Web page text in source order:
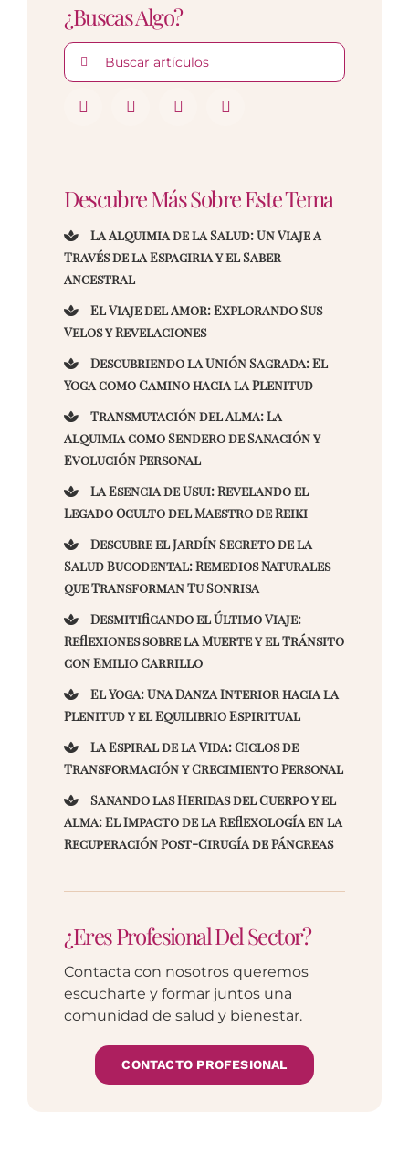
¿Buscas Algo?
Buscar:
Descubre Más Sobre Este Tema
La Alquimia de la Salud: Un Viaje a
Través de la Espagiria y el Saber
Ancestral
El Viaje del Amor: Explorando Sus
Velos y Revelaciones
Descubriendo la Unión Sagrada: El
Yoga como Camino hacia la Plenitud
Transmutación del Alma: La
Alquimia como Sendero de Sanación y
Evolución Personal
La Esencia de Usui: Revelando el
Legado Oculto del Maestro de Reiki
Descubre el Jardín Secreto de la
Salud Bucodental: Remedios Naturales
que Transforman Tu Sonrisa
Desmitificando el Último Viaje:
Reflexiones sobre la Muerte y el Tránsito
con Emilio Carrillo
El Yoga: Una Danza Interior hacia la
Plenitud y el Equilibrio Espiritual
La Espiral de la Vida: Ciclos de
Transformación y Crecimiento Personal
Sanando las Heridas del Cuerpo y el
Alma: El Impacto de la Reflexología en la
Recuperación Post-Cirugía de Páncreas
¿Eres Profesional Del Sector?
Contacta con nosotros queremos
escucharte y formar juntos una
comunidad de salud y bienestar.
CONTACTO PROFESIONAL